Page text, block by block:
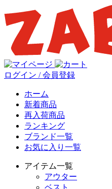
ログイン / 会員登録
ホーム
新着商品
再入荷商品
ランキング
ブランド一覧
お気に入り一覧
アイテム一覧
アウター
ベスト